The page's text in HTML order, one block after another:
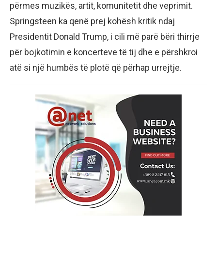
përmes muzikës, artit, komunitetit dhe veprimit.
Springsteen ka qenë prej kohësh kritik ndaj
Presidentit Donald Trump, i cili më parë bëri thirrje
për bojkotimin e koncerteve të tij dhe e përshkroi
atë si një humbës të plotë që përhap urrejtje.